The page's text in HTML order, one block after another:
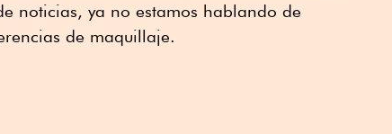
noticias, ya no estamos hablando de
de maquillaje.